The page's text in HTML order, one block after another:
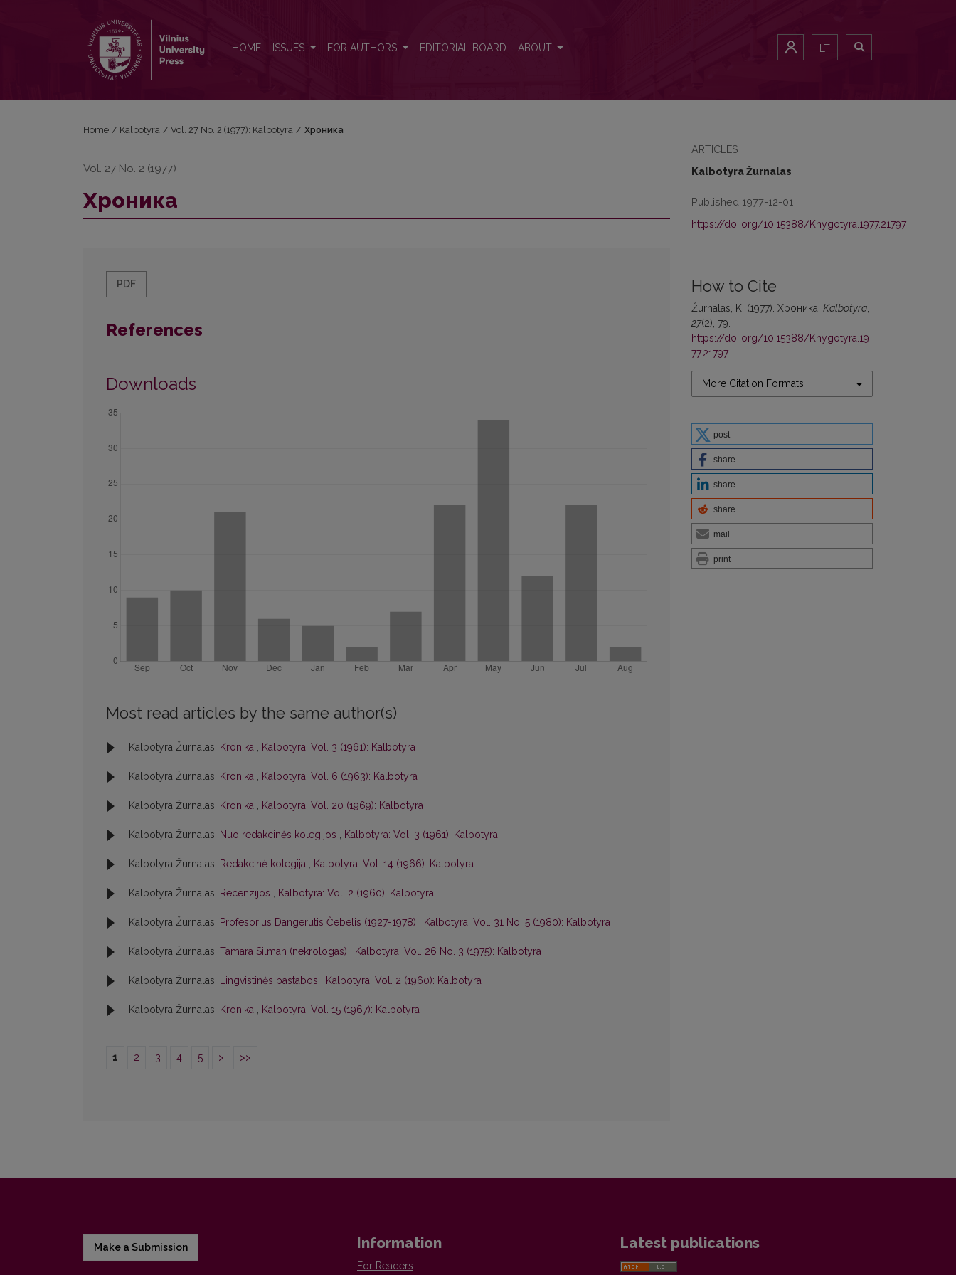
HOME ISSUES FOR AUTHORS EDITORIAL BOARD ABOUT LT
ARTICLES
Kalbotyra Žurnalas
Published 1977-12-01
https://doi.org/10.15388/Knygotyra.1977.21797
How to Cite
Žurnalas, K. (1977). Хроника. Kalbotyra
27(2), 79.
https://doi.org/10.15388/Knygotyra.19
77.21797
More Citation Formats
post
share
share
share
mail
print
Home / Kalbotyra / Vol. 27 No. 2 (1977): Kalbotyra / Хроника
Vol. 27 No. 2 (1977)
Хроника
PDF
References
Downloads
Most read articles by the same author(s)
Kalbotyra Žurnalas, Kronika , Kalbotyra: Vol. 3 (1961): Kalbotyra
Kalbotyra Žurnalas, Kronika , Kalbotyra: Vol. 6 (1963): Kalbotyra
Kalbotyra Žurnalas, Kronika , Kalbotyra: Vol. 20 (1969): Kalbotyra
Kalbotyra Žurnalas, Nuo redakcinės kolegijos , Kalbotyra: Vol. 3 (1961): Kalbotyra
Kalbotyra Žurnalas, Redakcinė kolegija , Kalbotyra: Vol. 14 (1966): Kalbotyra
Kalbotyra Žurnalas, Recenzijos , Kalbotyra: Vol. 2 (1960): Kalbotyra
Kalbotyra Žurnalas, Profesorius Dangerutis Čebelis (1927-1978) , Kalbotyra: Vol. 31 No. 5 (1980): Kalbotyra
Kalbotyra Žurnalas, Tamara Silman (nekrologas) , Kalbotyra: Vol. 26 No. 3 (1975): Kalbotyra
Kalbotyra Žurnalas, Lingvistinės pastabos , Kalbotyra: Vol. 2 (1960): Kalbotyra
Kalbotyra Žurnalas, Kronika , Kalbotyra: Vol. 15 (1967): Kalbotyra
1 2 3 4 5 > >>
Make a Submission Information
For Readers
Latest publications